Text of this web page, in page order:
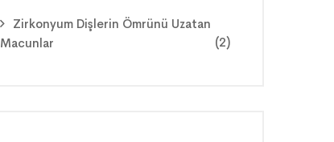
Zirkonyum Dişlerin Ömrünü Uzatan
Macunlar
(2)